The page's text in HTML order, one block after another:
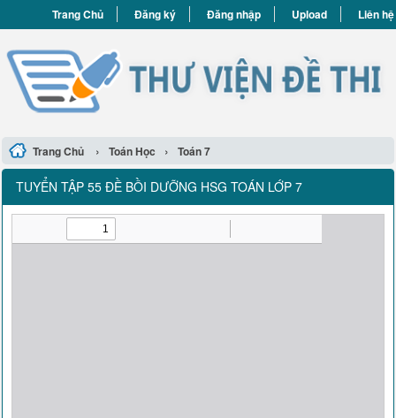
Trang Chủ Đăng ký Đăng nhập Upload Liên hệ
Trang Chủ › Toán Học › Toán 7
TUYỂN TẬP 55 ĐỀ BỒI DƯỠNG HSG TOÁN LỚP 7